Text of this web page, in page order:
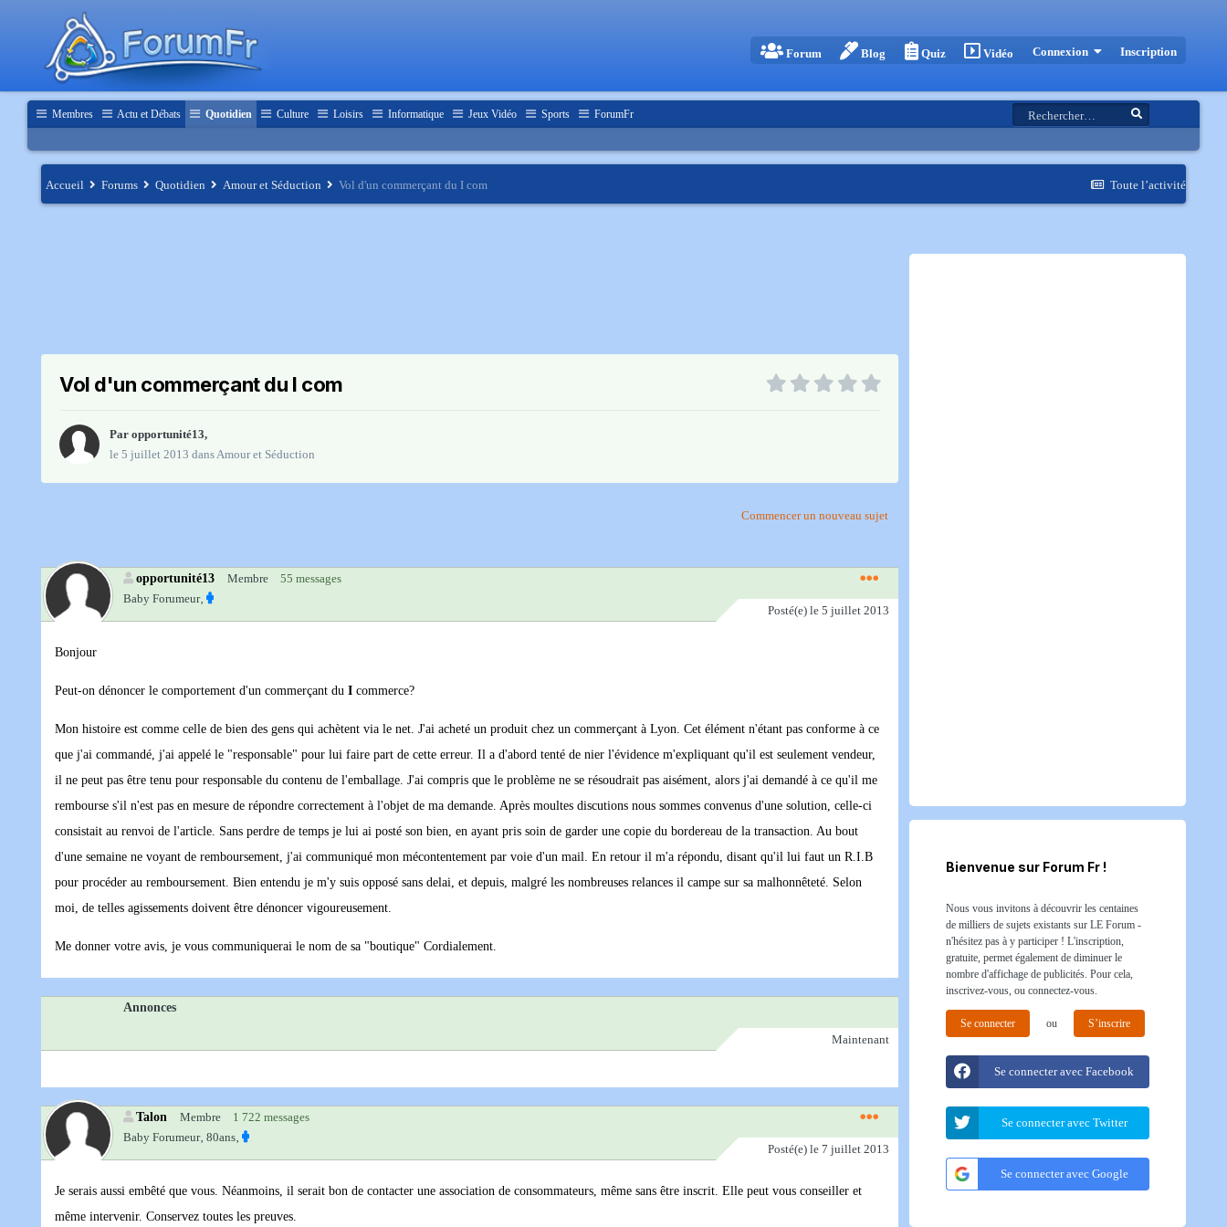
Forum Blog Quiz Vidéo Connexion Inscription
Membres Actu et Débats Quotidien Culture Loisirs Informatique Jeux Vidéo Sports ForumFr
Toute l’activité
Accueil Forums Quotidien Amour et Séduction Vol d'un commerçant du I com
Vol d'un commerçant du I com
Par opportunité13,
le 5 juillet 2013 dansAmour et Séduction
Commencer un nouveau sujet
opportunité13 Membre
55 messages
Baby Forumeur‚
Posté(e) le 5 juillet 2013
Bonjour
Peut-on dénoncer le comportement d'un commerçant du I commerce?
Mon histoire est comme celle de bien des gens qui achètent via le net. J'ai acheté un produit chez un commerçant à Lyon. Cet élément n'étant pas conforme à ce
que j'ai commandé, j'ai appelé le "responsable" pour lui faire part de cette erreur. Il a d'abord tenté de nier l'évidence m'expliquant qu'il est seulement vendeur,
il ne peut pas être tenu pour responsable du contenu de l'emballage. J'ai compris que le problème ne se résoudrait pas aisément, alors j'ai demandé à ce qu'il me
rembourse s'il n'est pas en mesure de répondre correctement à l'objet de ma demande. Après moultes discutions nous sommes convenus d'une solution, celle-ci
consistait au renvoi de l'article. Sans perdre de temps je lui ai posté son bien, en ayant pris soin de garder une copie du bordereau de la transaction. Au bout
d'une semaine ne voyant de remboursement, j'ai communiqué mon mécontentement par voie d'un mail. En retour il m'a répondu, disant qu'il lui faut un R.I.B
pour procéder au remboursement. Bien entendu je m'y suis opposé sans delai, et depuis, malgré les nombreuses relances il campe sur sa malhonnêteté. Selon
moi, de telles agissements doivent être dénoncer vigoureusement.
Me donner votre avis, je vous communiquerai le nom de sa "boutique" Cordialement.
Annonces
Maintenant
Talon Membre
1 722 messages
Baby Forumeur‚ 80ans‚
Posté(e) le 7 juillet 2013
Je serais aussi embêté que vous. Néanmoins, il serait bon de contacter une association de consommateurs, même sans être inscrit. Elle peut vous conseiller et
même intervenir. Conservez toutes les preuves.
Bienvenue sur Forum Fr !
Nous vous invitons à découvrir les centaines
de milliers de sujets existants sur LE Forum -
n'hésitez pas à y participer ! L'inscription,
gratuite, permet également de diminuer le
nombre d'affichage de publicités. Pour cela,
inscrivez-vous, ou connectez-vous.
Se connecter ou S’inscrire
Se connecter avec Facebook
Se connecter avec Twitter
Se connecter avec Google